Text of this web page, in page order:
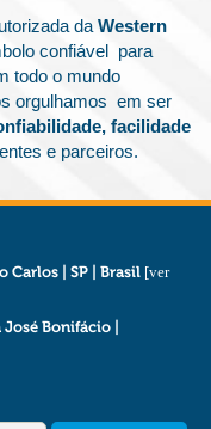
da Western
confiável para
todo o mundo
orgulhamos em ser
facilidade
e parceiros.
Carlos | SP | Brasil [ver
Bonifácio |